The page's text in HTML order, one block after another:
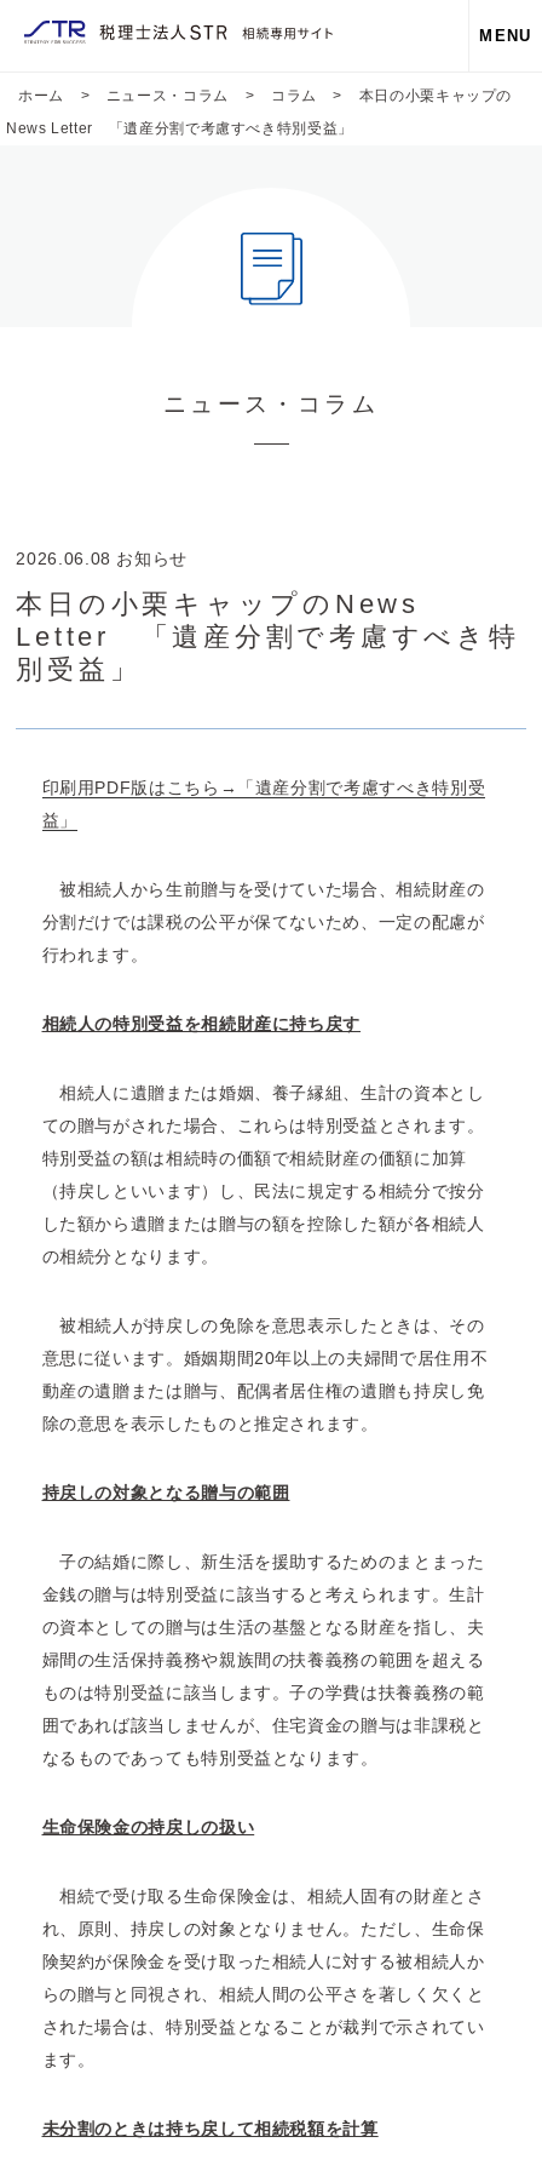
MENU
ホーム > ニュース・コラム > コラム >
本日の小栗キャップの
News Letter 「遺産分割で考慮すべき特別受益」
ニュース・コラム
2026.06.08 お知らせ
本日の小栗キャップのNews
Letter 「遺産分割で考慮すべき特
別受益」
印刷用PDF版はこちら→「遺産分割で考慮すべき特別受
益」
被相続人から生前贈与を受けていた場合、相続財産の
分割だけでは課税の公平が保てないため、一定の配慮が
行われます。
相続人の特別受益を相続財産に持ち戻す
相続人に遺贈または婚姻、養子縁組、生計の資本とし
ての贈与がされた場合、これらは特別受益とされます。
特別受益の額は相続時の価額で相続財産の価額に加算
（持戻しといいます）し、民法に規定する相続分で按分
した額から遺贈または贈与の額を控除した額が各相続人
の相続分となります。
被相続人が持戻しの免除を意思表示したときは、その
意思に従います。婚姻期間20年以上の夫婦間で居住用不
動産の遺贈または贈与、配偶者居住権の遺贈も持戻し免
除の意思を表示したものと推定されます。
持戻しの対象となる贈与の範囲
子の結婚に際し、新生活を援助するためのまとまった
金銭の贈与は特別受益に該当すると考えられます。生計
の資本としての贈与は生活の基盤となる財産を指し、夫
婦間の生活保持義務や親族間の扶養義務の範囲を超える
ものは特別受益に該当します。子の学費は扶養義務の範
囲であれば該当しませんが、住宅資金の贈与は非課税と
なるものであっても特別受益となります。
生命保険金の持戻しの扱い
相続で受け取る生命保険金は、相続人固有の財産とさ
れ、原則、持戻しの対象となりません。ただし、生命保
険契約が保険金を受け取った相続人に対する被相続人か
らの贈与と同視され、相続人間の公平さを著しく欠くと
された場合は、特別受益となることが裁判で示されてい
ます。
未分割のときは持ち戻して相続税額を計算